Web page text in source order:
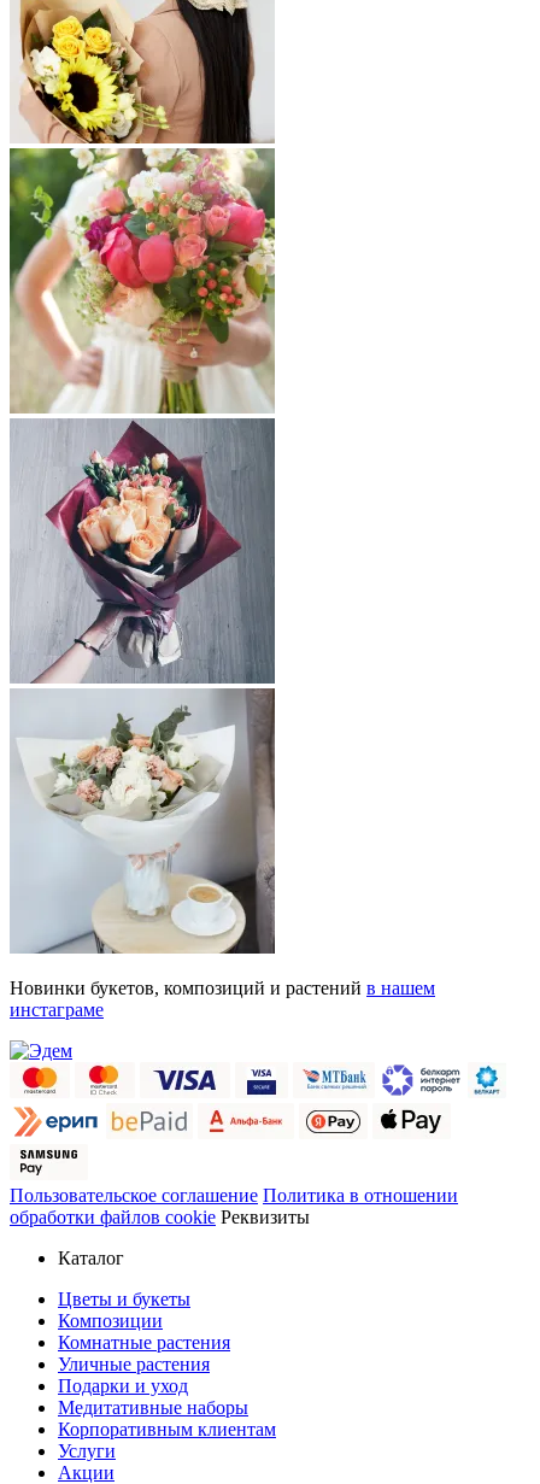
Новинки букетов, композиций и растений в нашем
инстаграме
Пользовательское соглашение Политика в отношении
обработки файлов cookie Реквизиты
Каталог
Цветы и букеты
Композиции
Комнатные растения
Уличные растения
Подарки и уход
Медитативные наборы
Корпоративным клиентам
Услуги
Акции